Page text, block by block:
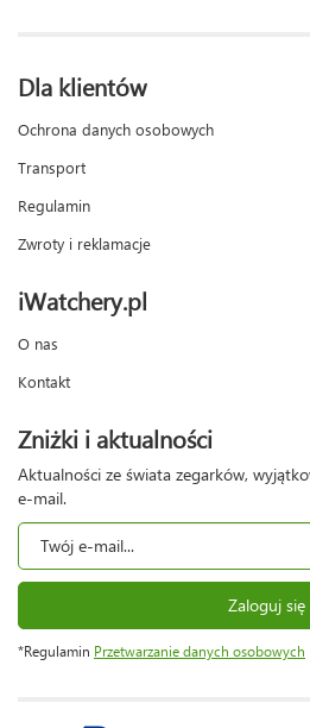
Dla klientów
Ochrona danych osobowych
Transport
Regulamin
Zwroty i reklamacje
iWatchery.pl
O nas
Kontakt
Zniżki i aktualności
Aktualności ze świata zegarków,
e-mail.
Zaloguj się
*Regulamin Przetwarzanie danych osobowych